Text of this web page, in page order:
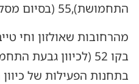
התחמושת),55 (בסיום מסלולו לכיוון הר נוף)
מהרחובות שאולזון וחי
בקו 52 (לכיוון
בתחנות הפעילות של